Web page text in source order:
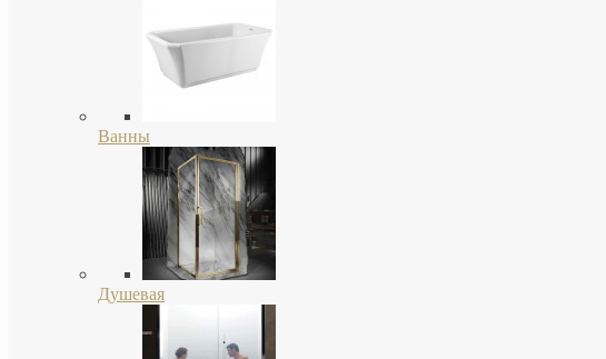
Ванны
Душевая